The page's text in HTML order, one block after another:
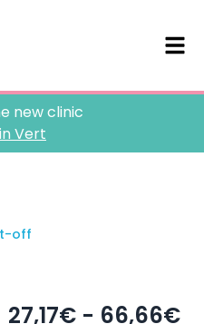
new clinic
Vert
off
27,17€ - 66,66€